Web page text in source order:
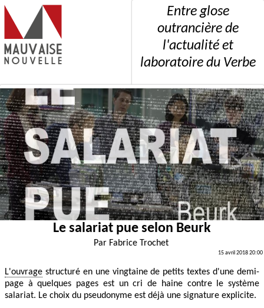
Entre glose
outrancière de
l'actualité et
laboratoire du Verbe
Le salariat pue selon Beurk
Par Fabrice Trochet
15 avril 2018 20:00
L'ouvrage structuré en une vingtaine de petits textes d'une demi-
page à quelques pages est un cri de haine contre le système
salariat. Le choix du pseudonyme est déjà une signature explicite.